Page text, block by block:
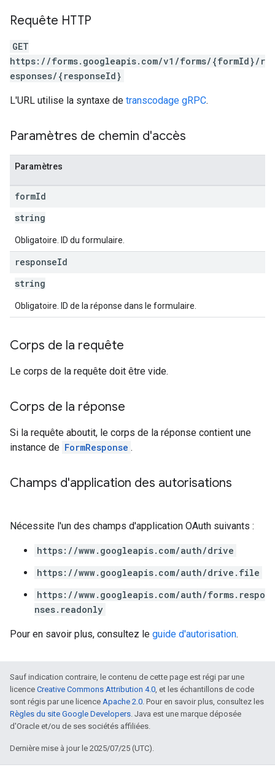
Requête HTTP
GET
https://forms.googleapis.com/v1/forms/{formId}/r
esponses/{responseId}
L'URL utilise la syntaxe de transcodage gRPC.
Paramètres de chemin d'accès
Paramètres
formId
string
Obligatoire. ID du formulaire.
responseId
string
Obligatoire. ID de la réponse dans le formulaire.
Corps de la requête
Le corps de la requête doit être vide.
Corps de la réponse
Si la requête aboutit, le corps de la réponse contient une
instance de FormResponse .
Champs d'application des autorisations
Nécessite l'un des champs d'application OAuth suivants :
https://www.googleapis.com/auth/drive
https://www.googleapis.com/auth/drive.file
https://www.googleapis.com/auth/forms.respo
nses.readonly
Pour en savoir plus, consultez le guide d'autorisation.
Sauf indication contraire, le contenu de cette page est régi par une
licence Creative Commons Attribution 4.0, et les échantillons de code
sont régis par une licence Apache 2.0. Pour en savoir plus, consultez les
Règles du site Google Developers. Java est une marque déposée
d'Oracle et/ou de ses sociétés affiliées.
Dernière mise à jour le 2025/07/25 (UTC).